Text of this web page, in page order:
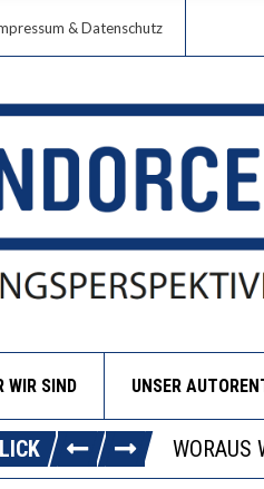
& Datenschutz
WIR SIND UNSER
DIE
WORAUS
“WIR